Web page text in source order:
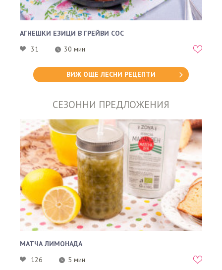
АГНЕШКИ ЕЗИЦИ В ГРЕЙВИ СОС
31
30 мин
ВИЖ ОЩЕ ЛЕСНИ РЕЦЕПТИ
СЕЗОННИ ПРЕДЛОЖЕНИЯ
МАТЧА ЛИМОНАДА
126
5 мин